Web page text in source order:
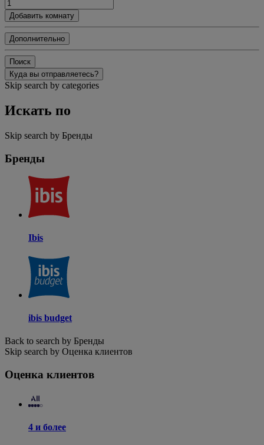
Добавить комнату
Дополнительно
Поиск
Куда вы отправляетесь?
Skip search by categories
Искать по
Skip search by Бренды
Бренды
Ibis
ibis budget
Back to search by Бренды
Skip search by Оценка клиентов
Оценка клиентов
4 и более